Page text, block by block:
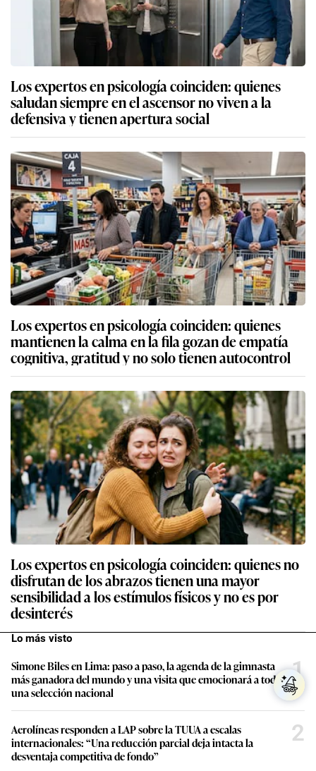
Los expertos en psicología coinciden: quienes
saludan siempre en el ascensor no viven a la
defensiva y tienen apertura social
Los expertos en psicología coinciden: quienes
mantienen la calma en la fila gozan de empatía
cognitiva, gratitud y no solo tienen autocontrol
Los expertos en psicología coinciden: quienes no
disfrutan de los abrazos tienen una mayor
sensibilidad a los estímulos físicos y no es por
desinterés
Lo más visto
Simone Biles en Lima: paso a paso, la agenda de la gimnasta
más ganadora del mundo y una visita que emocionará a toda
una selección nacional
1
Aerolíneas responden a LAP sobre la TUUA a escalas
internacionales: “Una reducción parcial deja intacta la
desventaja competitiva de fondo”
2